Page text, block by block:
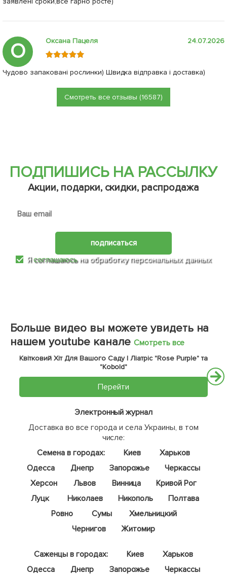
О Оксана Пацеля 24.07.2026
Чудово запаковані рослинки) Швидка відправка і доставка)
Смотреть все отзывы (16587)
ПОДПИШИСЬ НА РАССЫЛКУ
Акции, подарки, скидки, распродажа
подписаться
Ясоглашаюсьна обработку персональных данных
Больше видео вы можете увидеть на
нашем youtube канале Смотреть все
Квітковий Хіт Для Вашого Саду | Ліатріс "Rose Purple" та
"Kobold"
Перейти
Электронный журнал
Доставка во все города и села Украины, в том
числе:
Семена в городах:
Киев
Харьков
Одесса
Днепр Запорожье
Черкассы
Херсон
Львов Винница
Кривой Рог
Луцк
Николаев Никополь
Полтава
Ровно
Сумы
Хмельницкий
Чернигов
Житомир
Саженцы в городах: Киев
Харьков
Одесса
Днепр Запорожье
Черкассы